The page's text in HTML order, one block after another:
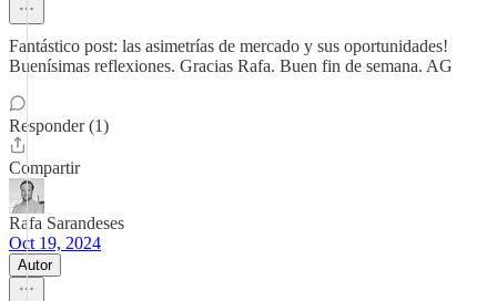
Fantástico post: las asimetrías de mercado y sus oportunidades!
Buenísimas reflexiones. Gracias Rafa. Buen fin de semana. AG
Responder (1)
Compartir
Rafa Sarandeses
Oct 19, 2024
Autor